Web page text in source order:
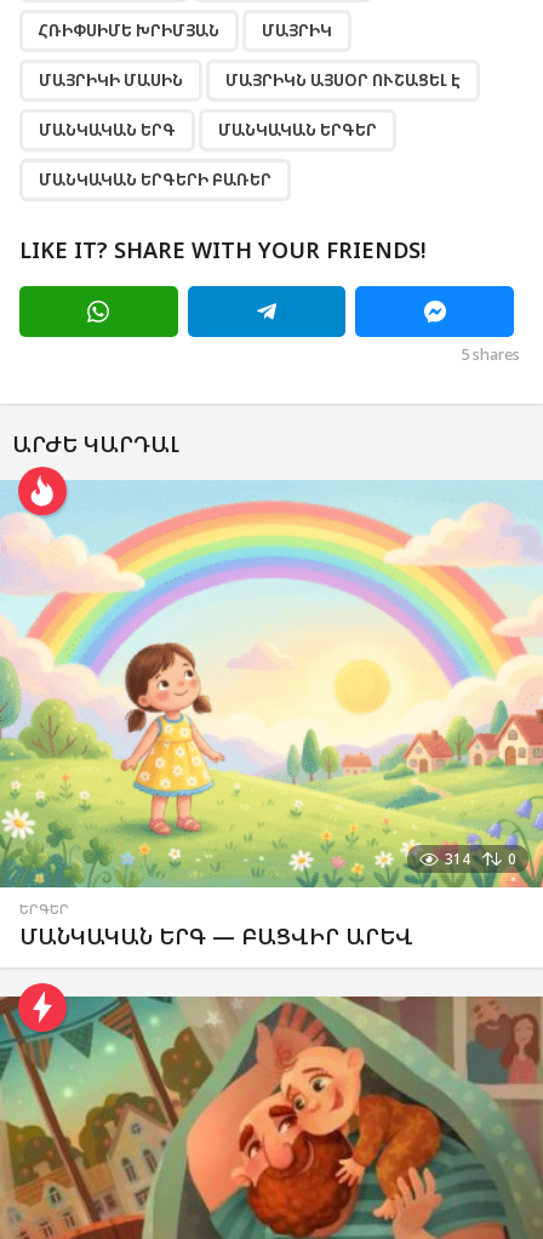
ՀՌԻՓՍԻՄԵ ԽՐԻՄՅԱՆ ՄԱՅՐԻԿ
ՄԱՅՐԻԿԻ ՄԱՍԻՆ ՄԱՅՐԻԿՆ ԱՅՍՕՐ ՈՒՇԱՑԵԼ Է
ՄԱՆԿԱԿԱՆ ԵՐԳ ՄԱՆԿԱԿԱՆ ԵՐԳԵՐ
ՄԱՆԿԱԿԱՆ ԵՐԳԵՐԻ ԲԱՌԵՐ
LIKE IT? SHARE WITH YOUR FRIENDS!
5shares
ԱՐԺԵ ԿԱՐԴԱԼ
314 0
ԵՐԳԵՐ
ՄԱՆԿԱԿԱՆ ԵՐԳ — ԲԱՑՎԻՐ ԱՐԵՎ